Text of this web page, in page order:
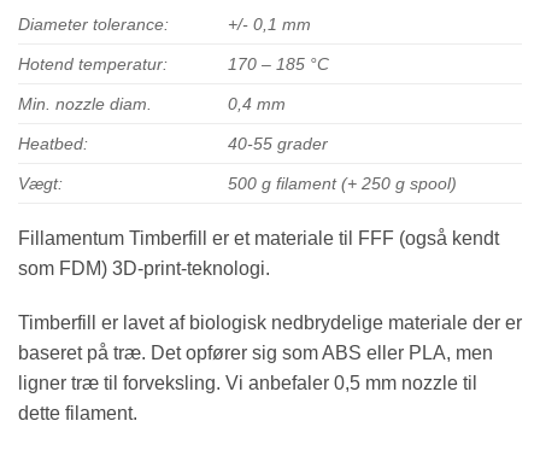
Diameter tolerance: +/- 0,1 mm
Hotend temperatur: 170 – 185 °C
Min. nozzle diam. 0,4 mm
Heatbed: 40-55 grader
Vægt: 500 g filament (+ 250 g spool)
Fillamentum Timberfill er et materiale til FFF (også kendt
som FDM) 3D-print-teknologi.
Timberfill er lavet af biologisk nedbrydelige materiale der er
baseret på træ. Det opfører sig som ABS eller PLA, men
ligner træ til forveksling. Vi anbefaler 0,5 mm nozzle til
dette filament.